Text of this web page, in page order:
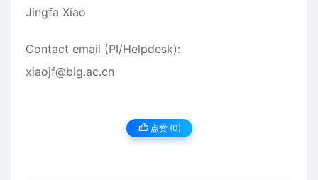
Jingfa Xiao
Contact email (PI/Helpdesk):
xiaojf@big.ac.cn
点赞 (0)